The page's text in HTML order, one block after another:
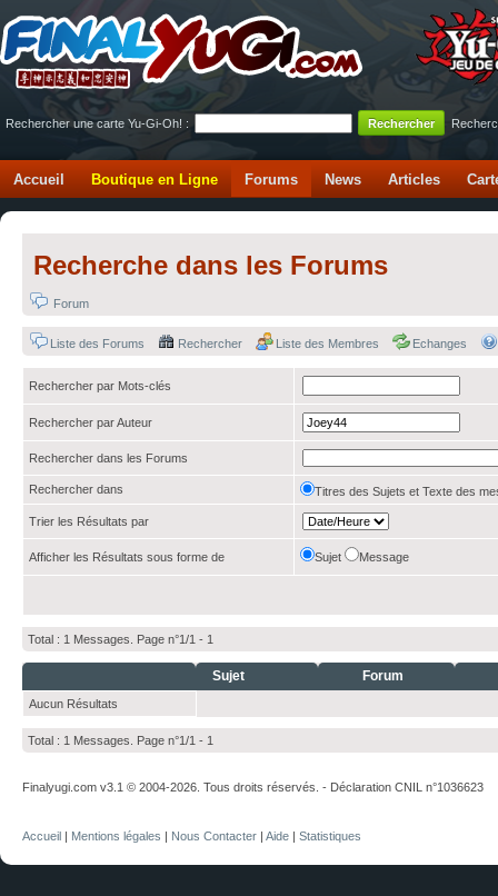
Rechercher une carte Yu-Gi-Oh! :
Accueil Boutique en Ligne Forums News Articles
Recherche dans les Forums
Forum
Liste des Forums Rechercher Liste des Membres Echanges
Rechercher par Mots-clés
Rechercher par Auteur
Rechercher dans les Forums
Rechercher dans Titres des Sujets et Texte des
Trier les Résultats par
Afficher les Résultats sous forme de Sujet Message
Total : 1 Messages. Page n°1/1 - 1
Sujet Forum
Aucun Résultats
Total : 1 Messages. Page n°1/1 - 1
Finalyugi.com v3.1 © 2004-2026. Tous droits réservés. - Déclaration CNIL n°1036623
Accueil | Mentions légales | Nous Contacter | Aide | Statistiques